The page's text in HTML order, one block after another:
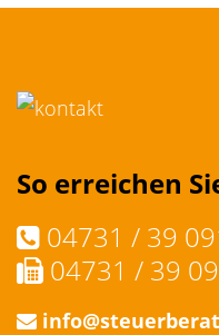
So erreichen
04731 / 39
04731 / 39